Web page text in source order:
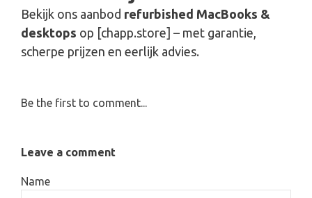
Bekijk ons aanbod refurbished MacBooks &
desktops op [chapp.store] – met garantie,
scherpe prijzen en eerlijk advies.
Be the first to comment...
Leave a comment
Name